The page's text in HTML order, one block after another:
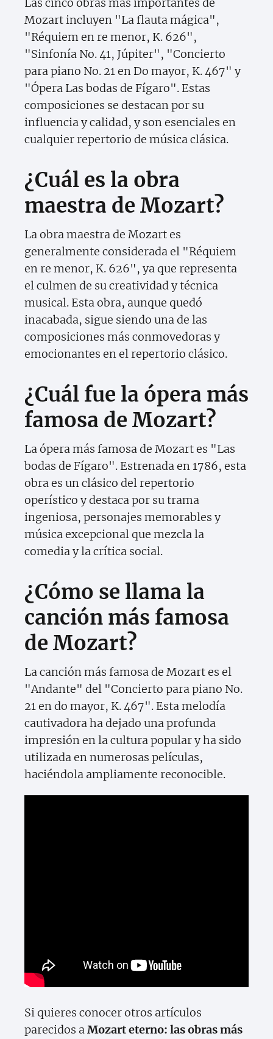
Mozart incluyen "La flauta mágica",
"Réquiem en re menor, K. 626",
"Sinfonía No. 41, Júpiter", "Concierto
para piano No. 21 en Do mayor, K. 467" y
"Ópera Las bodas de Fígaro". Estas
composiciones se destacan por su
influencia y calidad, y son esenciales en
cualquier repertorio de música clásica.
¿Cuál es la obra
maestra de Mozart?
La obra maestra de Mozart es
generalmente considerada el "Réquiem
en re menor, K. 626", ya que representa
el culmen de su creatividad y técnica
musical. Esta obra, aunque quedó
inacabada, sigue siendo una de las
composiciones más conmovedoras y
emocionantes en el repertorio clásico.
¿Cuál fue la ópera más
famosa de Mozart?
La ópera más famosa de Mozart es "Las
bodas de Fígaro". Estrenada en 1786, esta
obra es un clásico del repertorio
operístico y destaca por su trama
ingeniosa, personajes memorables y
música excepcional que mezcla la
comedia y la crítica social.
¿Cómo se llama la
canción más famosa
de Mozart?
La canción más famosa de Mozart es el
"Andante" del "Concierto para piano No.
21 en do mayor, K. 467". Esta melodía
cautivadora ha dejado una profunda
impresión en la cultura popular y ha sido
utilizada en numerosas películas,
haciéndola ampliamente reconocible.
Si quieres conocer otros artículos
parecidos aMozart eterno: las obras más